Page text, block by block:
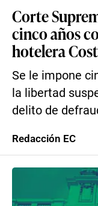
Corte
cinco años
hotelera
Se le impone
la libertad
delito de
Redacción EC